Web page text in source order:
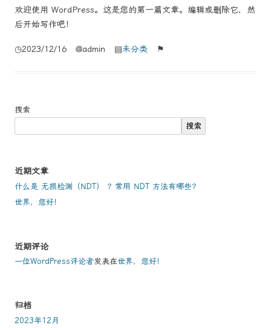
欢迎使用 WordPress。这是您的第一篇文章。编辑或删除它，然
后开始写作吧！
◷2023/12/16 @admin ▤未分类 ⚑
搜索
搜索
近期文章
什么是 无损检测（NDT） ？常用 NDT 方法有哪些？
世界，您好！
近期评论
一位WordPress评论者发表在世界，您好！
归档
2023年12月